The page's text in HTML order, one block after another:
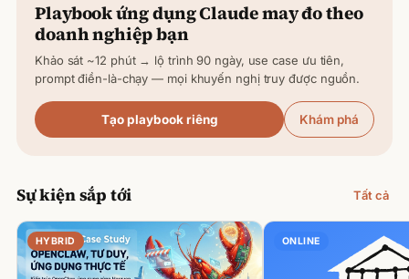
Playbook ứng dụngClaudemay đo theo
doanh nghiệp bạn
Khảo sát ~12 phút → lộ trình 90 ngày, use case ưu tiên,
prompt điền-là-chạy — mọi khuyến nghị truy được nguồn.
Tạo playbook riêng Khám phá
Sự kiện sắp tới Tất cả
HYBRID ONLINE